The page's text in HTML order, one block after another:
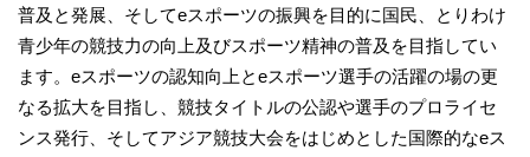
普及と発展、そしてeスポーツの振興を目的に国民、とりわけ
青少年の競技力の向上及びスポーツ精神の普及を目指してい
ます。eスポーツの認知向上とeスポーツ選手の活躍の場の更
なる拡大を目指し、競技タイトルの公認や選手のプロライセ
ンス発行、そしてアジア競技大会をはじめとした国際的なeス